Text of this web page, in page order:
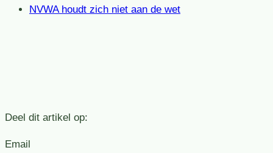
NVWA houdt zich niet aan de wet
Deel dit artikel op:
Email